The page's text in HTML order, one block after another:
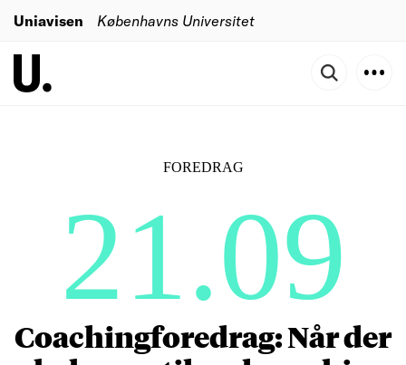
Uniavisen Københavns Universitet
FOREDRAG
21.09
Coachingforedrag: Når der